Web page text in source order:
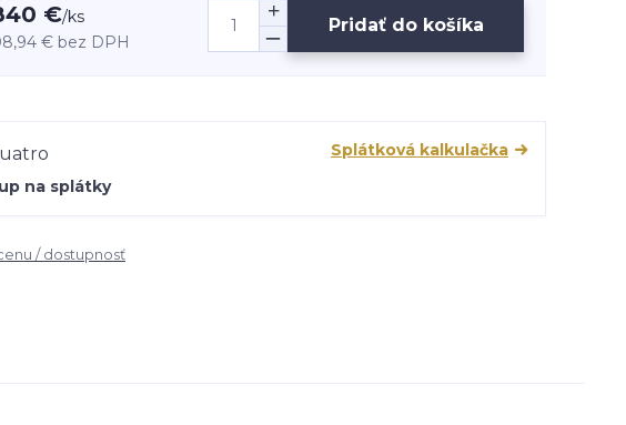
€/ks
€ bez DPH
Pridať do košíka
Splátková kalkulačka
na splátky
/ dostupnosť